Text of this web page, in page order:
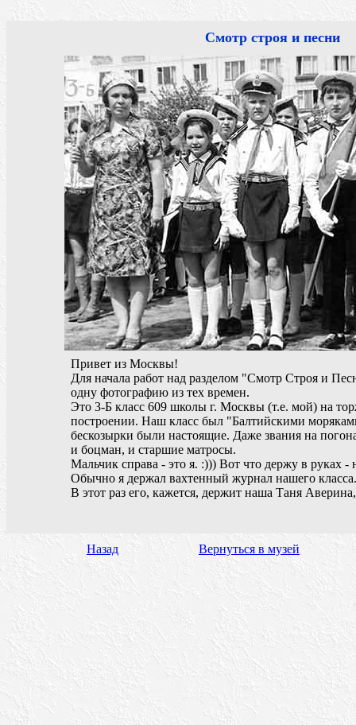
Смотр строя и песни
Привет из Москвы!
Для начала работ над разделом "Смотр Строя и
одну фотографию из тех времен.
Это 3-Б класс 609 школы г. Москвы (т.е. мой) на
построении. Наш класс был "Балтийскими
бескозырки были настоящие. Даже звания на
и боцман, и старшие матросы.
Мальчик справа - это я. :))) Вот что держу в руках
Обычно я держал вахтенный журнал нашего класса.
В этот раз его, кажется, держит наша Таня Аверина,
Назад Вернуться в музей